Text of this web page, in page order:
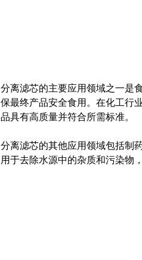
分离滤芯的主要应用领域之一是
保最终产品安全食用。在化工行
品具有高质量并符合所需标准。
分离滤芯的其他应用领域包括制
用于去除水源中的杂质和污染物